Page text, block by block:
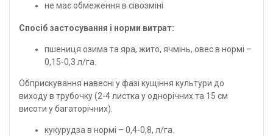
не має обмеження в сівозміні
Спосіб застосування і норми витрат:
пшениця озима та яра, жито, ячмінь, овес в нормі –
0,15-0,3 л/га.
Обприскування навесні у фазі кущіння культури до
виходу в трубочку (2-4 листка у однорічних та 15 см
висоти у багаторічних).
кукурудзав нормі – 0,4-0,8, л/га.